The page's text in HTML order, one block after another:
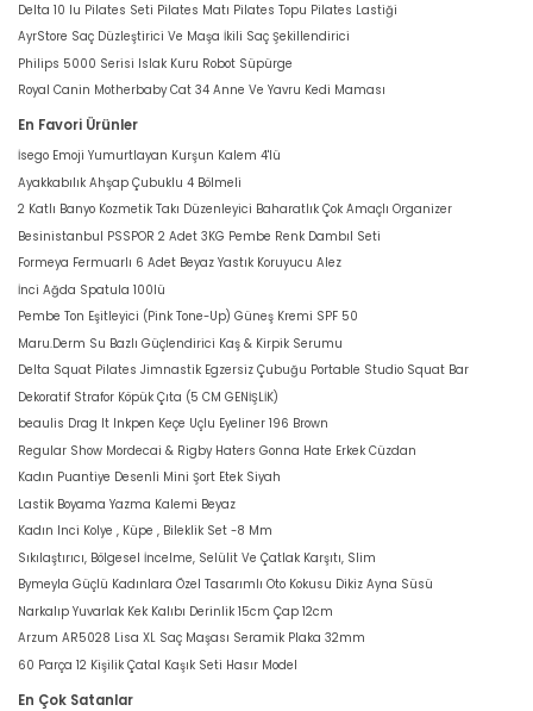
Delta 10 lu Pilates Seti Pilates Matı Pilates Topu Pilates Lastiği
AyrStore Saç Düzleştirici Ve Maşa İkili Saç Şekillendirici
Philips 5000 Serisi Islak Kuru Robot Süpürge
Royal Canin Motherbaby Cat 34 Anne Ve Yavru Kedi Maması
En Favori Ürünler
İsego Emoji Yumurtlayan Kurşun Kalem 4'lü
Ayakkabılık Ahşap Çubuklu 4 Bölmeli
2 Katlı Banyo Kozmetik Takı Düzenleyici Baharatlık Çok Amaçlı Organizer
Besinistanbul PSSPOR 2 Adet 3KG Pembe Renk Dambıl Seti
Formeya Fermuarlı 6 Adet Beyaz Yastık Koruyucu Alez
İnci Ağda Spatula 100lü
Pembe Ton Eşitleyici (Pink Tone-Up) Güneş Kremi SPF 50
Maru.Derm Su Bazlı Güçlendirici Kaş & Kirpik Serumu
Delta Squat Pilates Jimnastik Egzersiz Çubuğu Portable Studio Squat Bar
Dekoratif Strafor Köpük Çıta (5 CM GENİŞLİK)
beaulis Drag It Inkpen Keçe Uçlu Eyeliner 196 Brown
Regular Show Mordecai & Rigby Haters Gonna Hate Erkek Cüzdan
Kadın Puantiye Desenli Mini Şort Etek Siyah
Lastik Boyama Yazma Kalemi Beyaz
Kadın Inci Kolye , Küpe , Bileklik Set -8 Mm
Sıkılaştırıcı, Bölgesel İncelme, Selülit Ve Çatlak Karşıtı, Slim
Bymeyla Güçlü Kadınlara Özel Tasarımlı Oto Kokusu Dikiz Ayna Süsü
Narkalıp Yuvarlak Kek Kalıbı Derinlik 15cm Çap 12cm
Arzum AR5028 Lisa XL Saç Maşası Seramik Plaka 32mm
60 Parça 12 Kişilik Çatal Kaşık Seti Hasır Model
En Çok Satanlar